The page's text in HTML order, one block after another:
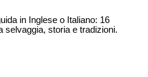
in Inglese o Italiano: 16
selvaggia, storia e tradizioni.